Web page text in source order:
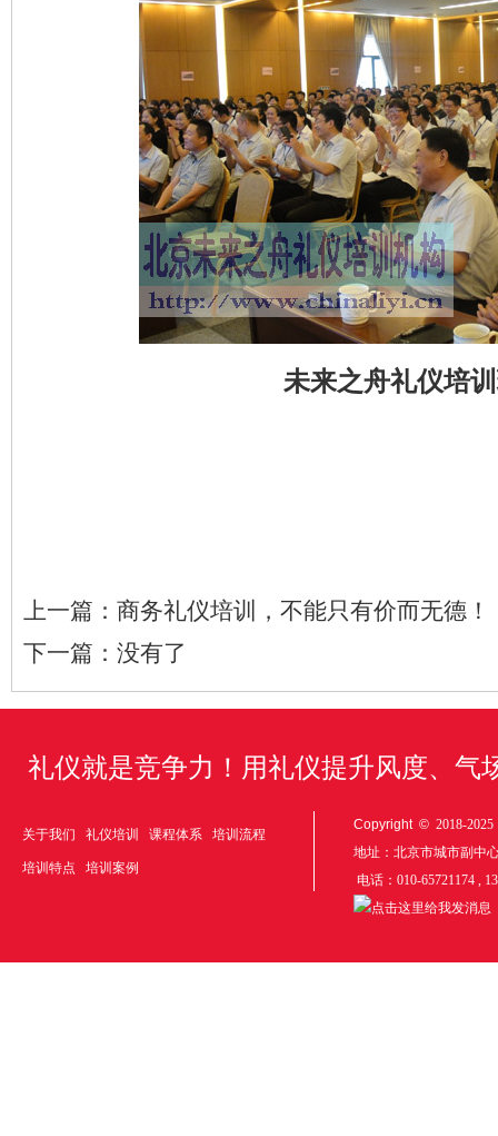
未来之舟礼仪培
上一篇： 商务礼仪培训，不能只有价而无德！
下一篇： 没有了
礼仪就是竞争力！用礼仪提升风度、气
关于我们 礼仪培训 课程体系 培训流程
培训特点 培训案例
Copyright © 2018-
地址：北京市城市副中
电话：010-65721174 ,